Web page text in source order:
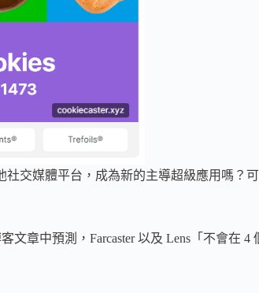
社交媒體平台，成為新的主導超級應用嗎？
文章中預測，Farcaster 以及 Lens「不會在 4